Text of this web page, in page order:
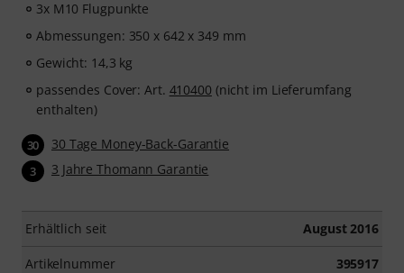
3x M10 Flugpunkte
Abmessungen: 350 x 642 x 349 mm
Gewicht: 14,3 kg
passendes Cover: Art. 410400 (nicht im Lieferumfang
enthalten)
30 30 Tage Money-Back-Garantie
3 3 Jahre Thomann Garantie
Erhältlich seit August 2016
Artikelnummer 395917